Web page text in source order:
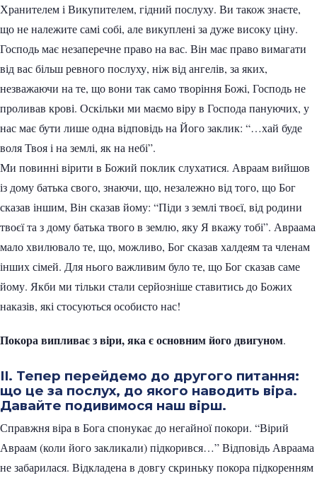
Хранителем і Викупителем, гідний послуху. Ви також знаєте,
що не належите самі собі, але викуплені за дуже високу ціну.
Господь має незаперечне право на вас. Він має право вимагати
від вас більш ревного послуху, ніж від ангелів, за яких,
незважаючи на те, що вони так само творіння Божі, Господь не
проливав крові. Оскільки ми маємо віру в Господа пануючих, у
нас має бути лише одна відповідь на Його заклик: “…хай буде
воля Твоя і на землі, як на небі”.
Ми повинні вірити в Божий поклик слухатися. Авраам вийшов
із дому батька свого, знаючи, що, незалежно від того, що Бог
сказав іншим, Він сказав йому: “Піди з землі твоєї, від родини
твоєї та з дому батька твого в землю, яку Я вкажу тобі”. Авраама
мало хвилювало те, що, можливо, Бог сказав халдеям та членам
інших сімей. Для нього важливим було те, що Бог сказав саме
йому. Якби ми тільки стали серйозніше ставитись до Божих
наказів, які стосуються особисто нас!
Покора випливає з віри, яка є основним його двигуном.
II. Тепер перейдемо до другого питання:
що це за послух, до якого наводить віра.
Давайте подивимося наш вірш.
Справжня віра в Бога спонукає до негайної покори. “Вірий
Авраам (коли його закликали) підкорився…” Відповідь Авраама
не забарилася. Відкладена в довгу скриньку покора підкоренням